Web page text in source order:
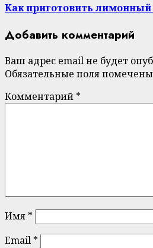
Как приготовить лимонный
Добавить комментарий
Ваш адрес email не будет
Обязательные поля помечены
Комментарий *
Имя *
Email *